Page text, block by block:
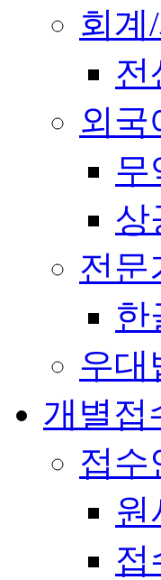
회계
전
외국
무
상
전문
한
우대
개별접
접수
원
접